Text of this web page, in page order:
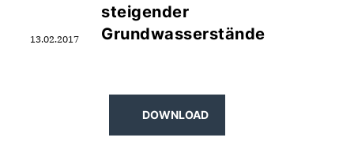
13.02.2017
steigender
Grundwasserstände
DOWNLOAD